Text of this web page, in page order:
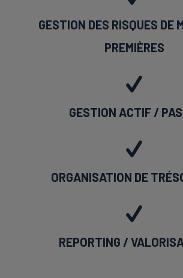
GESTION DES RISQUES DE
PREMIÈRES
GESTION ACTIF /
ORGANISATION DE
REPORTING /